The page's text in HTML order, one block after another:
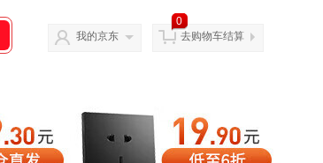
我的京东
0
去购物车结算